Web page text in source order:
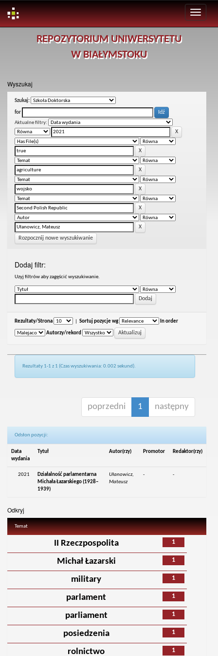
REPOZYTORIUM UNIWERSYTETU
W BIAŁYMSTOKU
Wyszukaj
Szukaj:
for
Aktualne filtry:
Rozpocznij nowe wyszukiwanie
Dodaj filtr:
Uzyj filtrów aby zagęścić wyszukiwanie.
Rezultaty/Strona Sortuj pozycje wg In order
Autorzy/rekord
Rezultaty 1-1 z 1 (Czas wyszukiwania: 0.002 sekund).
poprzedni 1 następny
Odsłon pozycji:
Data
wydania
Tytuł Autor(rzy) Promotor Redaktor(rzy)
2021
Działalność parlamentarna
Michała Łazarskiego (1928–
1939)
Ułanowicz,
Mateusz
- -
Odkryj
Temat
1
II Rzeczpospolita
1
Michał Łazarski
1
military
1
parlament
1
parliament
1
posiedzenia
1
rolnictwo